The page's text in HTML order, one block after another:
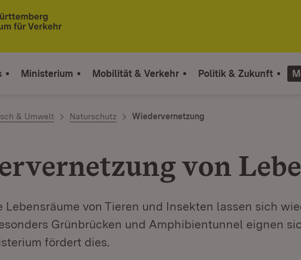
Ministerium Mobilität & Verkehr Politik & Zukunft
& Umwelt Naturschutz Wiedervernetzung
von
Lebensräume von Tieren und Insekten lassen sich
Grünbrücken und Amphibientunnel eignen
fördert dies.